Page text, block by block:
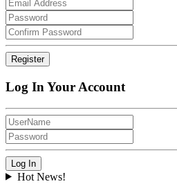
Log In Your Account
Hot News!